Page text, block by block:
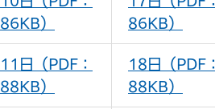
86KB）
86KB）
11日（PDF：
88KB）
18日（PDF：
88KB）